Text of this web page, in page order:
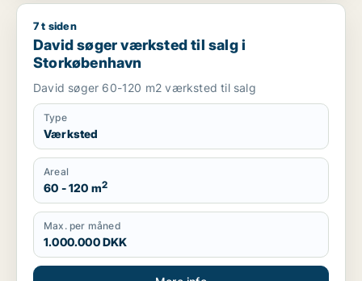
David søger værksted til salg i Storkøbenhavn
7 t siden
David søger værksted til salg i
Storkøbenhavn
David søger 60-120 m2 værksted til salg
Type
Værksted
Areal
60 - 120 m2
Max. per måned
1.000.000 DKK